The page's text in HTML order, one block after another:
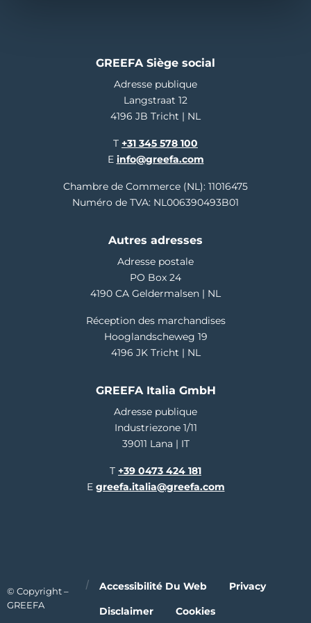
GREEFA Siège social
Adresse publique
Langstraat 12
4196 JB Tricht | NL
T +31 345 578 100
E info@greefa.com
Chambre de Commerce (NL): 11016475
Numéro de TVA: NL006390493B01
Autres adresses
Adresse postale
PO Box 24
4190 CA Geldermalsen | NL
Réception des marchandises
Hooglandscheweg 19
4196 JK Tricht | NL
GREEFA Italia GmbH
Adresse publique
Industriezone 1/11
39011 Lana | IT
T +39 0473 424 181
E greefa.italia@greefa.com
© Copyright –
GREEFA
Accessibilité Du Web Privacy
Disclaimer Cookies